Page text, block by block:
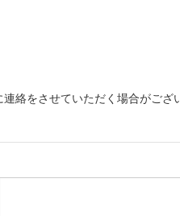
絡をさせていただく場合がご